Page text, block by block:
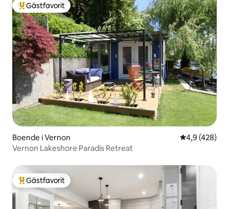
Populär gästfavorit
Gästfavorit
Boende i Vernon 4,9 av 5 i
4,9 (428)
Vernon Lakeshore Paradis Retreat
Populär gästfavorit
Gästfavorit